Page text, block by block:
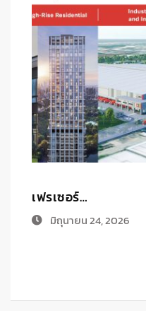
เฟรเซอร์…
มิถุนายน 24, 2026